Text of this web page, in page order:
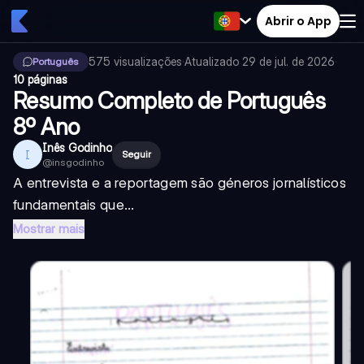
Abrir o App
Português 575 visualizações·Atualizado 29 de jul. de 2026·
10 páginas
Resumo Completo de Português
8º Ano
I Inês Godinho
@insgodinho
Seguir
A entrevista e a reportagem são géneros jornalísticos
fundamentais que...
Mostrar mais